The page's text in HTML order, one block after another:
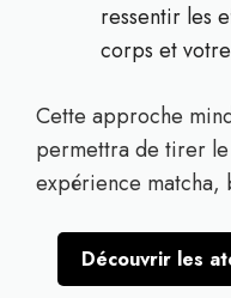
ressentir les
corps et
Cette approche
permettra de tirer
expérience matcha,
Découvrir les